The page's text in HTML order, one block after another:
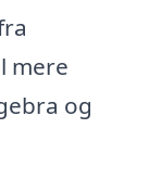
mere
og